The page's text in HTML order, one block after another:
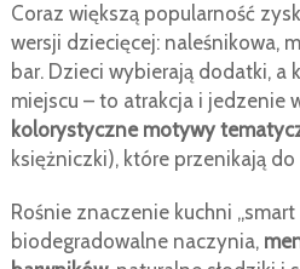
Coraz większą popularność
wersji dziecięcej: naleśnikowa,
bar. Dzieci wybierają dodatki, a
miejscu – to atrakcja i jedzenie
kolorystyczne motywy
księżniczki), które przenikają do
Rośnie znaczenie kuchni „smart
biodegradowalne naczynia,